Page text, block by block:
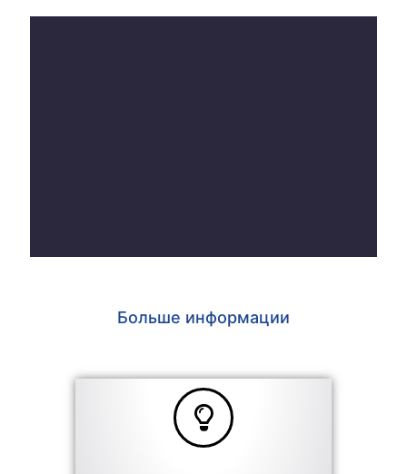
Больше информации